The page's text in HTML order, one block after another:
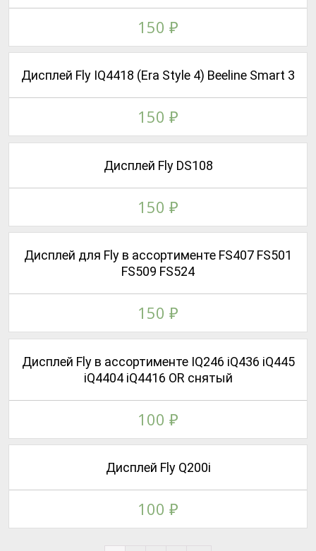
Дисплей Fly Q200i
100 ₽
Дисплей Fly в ассортименте IQ246 iQ436 iQ445
iQ4404 iQ4416 OR снятый
100 ₽
Дисплей для Fly в ассортименте FS407 FS501
FS509 FS524
150 ₽
Дисплей Fly DS108
150 ₽
Дисплей Fly IQ4418 (Era Style 4) Beeline Smart 3
150 ₽
150 ₽